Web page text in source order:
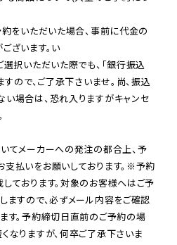
をいただいた場合、事前に代金の
ざいます。い
選択いただいた際でも、「銀行振込
ので、ご了承下さいませ。尚、振込
場合は、恐れ入りますがキャンセ
てメーカーへの発注の都合上、予
払いをお願いしております。※予約
ております。対象のお客様へはご予
ますので、必ずメール内容をご確認
す。予約締切日直前のご予約の場
なりますが、何卒ご了承下さいま